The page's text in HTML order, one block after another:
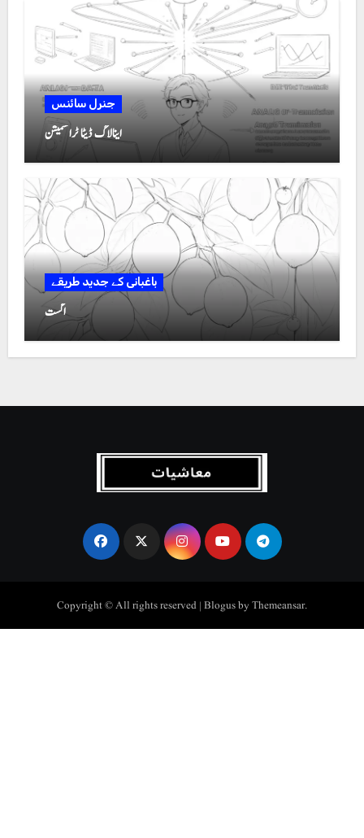
جنرل سائنس
اینالاگ ڈیٹا ٹرانسمیشن
باغبانی کے جدید طریقے
اگست
Copyright © All rights reserved |BlogusbyThemeansar.